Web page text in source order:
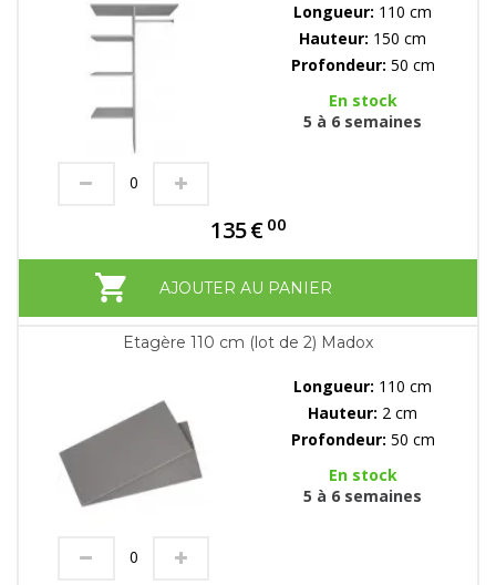
Longueur: 110 cm
Hauteur: 150 cm
Profondeur: 50 cm
En stock
5 à 6 semaines
135€ 00
AJOUTER AU PANIER
Etagère 110 cm (lot de 2) Madox
Longueur: 110 cm
Hauteur: 2 cm
Profondeur: 50 cm
En stock
5 à 6 semaines